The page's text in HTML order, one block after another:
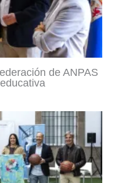
de ANPAS